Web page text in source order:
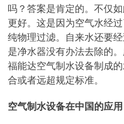
吗？答案是肯定的。不仅
更好。这是因为空气水经
纯物理过滤。自来水还要
是净水器没有办法去除的
福能达空气制水设备制成
合或者远超规定标准。
空气制水设备在中国的应用